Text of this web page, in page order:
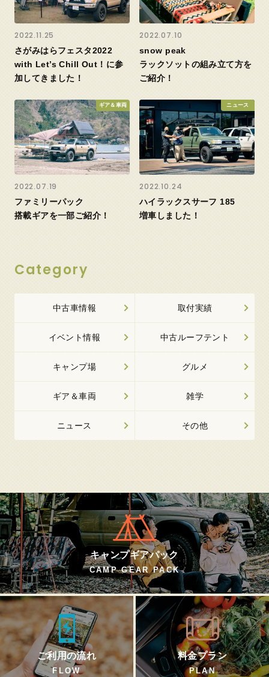
2022.11.25
さがみはらフェスタ2022
with Let’s Chill Out！に参
加してきました！
2022.07.10
snow peak
ラックソットの組み立て方を
ご紹介！
ギア＆車両
2022.07.19
ファミリーパック
搭載ギアを一部ご紹介！
ニュース
2022.10.24
ハイラックスサーフ 185
増車しました！
Category
中古車情報 取付実績
イベント情報 中古ルーフテント
キャンプ場 グルメ
ギア＆車両 雑学
ニュース その他
キャンプギアパック
CAMP GEAR PACK
ご利用の流れ
FLOW
料金プラン
PLAN